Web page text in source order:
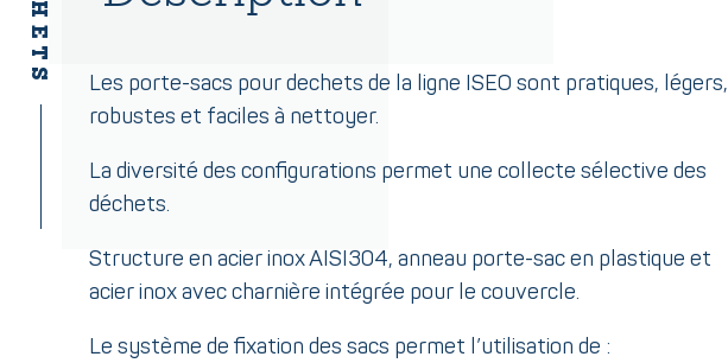
Les porte-sacs pour dechets de la ligne ISEO sont pratiques, légers,
robustes et faciles à nettoyer.
La diversité des configurations permet une collecte sélective des
déchets.
Structure en acier inox AISI304, anneau porte-sac en plastique et
acier inox avec charnière intégrée pour le couvercle.
Le système de fixation des sacs permet l’utilisation de :